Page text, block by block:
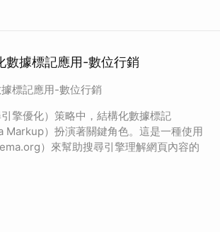
數據標記應用-數位行銷
標記應用-數位行銷
擎優化）策略中，結構化數據標記
Markup）扮演著關鍵角色。這是一種使用
）來幫助搜尋引擎理解網頁內容的